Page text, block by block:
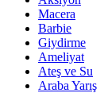
Macera
Barbie
Giydirme
Ameliyat
Ateş ve Su
Araba Yarış